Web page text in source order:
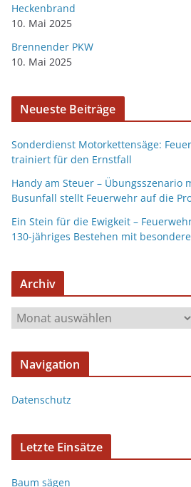
Heckenbrand
10. Mai 2025
Brennender PKW
10. Mai 2025
Neueste Beiträge
Sonderdienst Motorkettensäge:
trainiert für den Ernstfall
Handy am Steuer – Übungsszenario
Busunfall stellt Feuerwehr auf die
Ein Stein für die Ewigkeit –
130-jähriges Bestehen mit
Archiv
Navigation
Datenschutz
Letzte Einsätze
Baum sägen